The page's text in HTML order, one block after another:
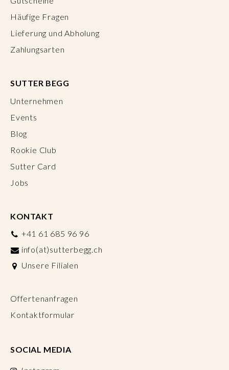
Häufige Fragen
Lieferung und Abholung
Zahlungsarten
SUTTER BEGG
Unternehmen
Events
Blog
Rookie Club
Sutter Card
Jobs
KONTAKT
+41 61 685 96 96
info(at)sutterbegg.ch
Unsere Filialen
Offertenanfragen
Kontaktformular
SOCIAL MEDIA